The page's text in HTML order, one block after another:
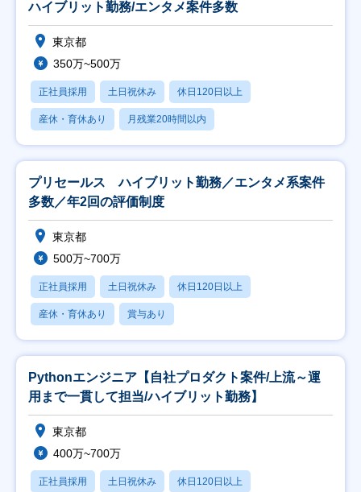
ハイブリット勤務/エンタメ案件多数
東京都
350万~500万
正社員採用 土日祝休み 休日120日以上
産休・育休あり 月残業20時間以内
プリセールス ハイブリット勤務／エンタメ系案件
多数／年2回の評価制度
東京都
500万~700万
正社員採用 土日祝休み 休日120日以上
産休・育休あり 賞与あり
Pythonエンジニア【自社プロダクト案件/上流～運
用まで一貫して担当/ハイブリット勤務】
東京都
400万~700万
正社員採用 土日祝休み 休日120日以上